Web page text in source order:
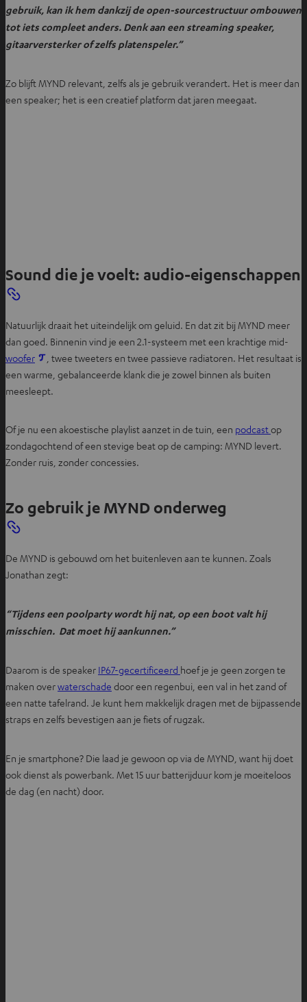
gebruik, kan ik hem dankzij de open-sourcestructuur ombouwen
tot iets compleet anders. Denk aan een streaming speaker,
gitaarversterker of zelfs platenspeler.”
Zo blijft MYND relevant, zelfs als je gebruik verandert. Het is meer dan
een speaker; het is een creatief platform dat jaren meegaat.
Sound die je voelt: audio-eigenschappen
Natuurlijk draait het uiteindelijk om geluid. En dat zit bij MYND meer
dan goed. Binnenin vind je een 2.1-systeem met een krachtige mid-
woofer
, twee tweeters en twee passieve radiatoren. Het resultaat is
een warme, gebalanceerde klank die je zowel binnen als buiten
meesleept.
Of je nu een akoestische playlist aanzet in de tuin, een podcastop
zondagochtend of een stevige beat op de camping: MYND levert.
Zonder ruis, zonder concessies.
Zo gebruik je MYND onderweg
De MYND is gebouwd om het buitenleven aan te kunnen. Zoals
Jonathan zegt:
“Tijdens een poolparty wordt hij nat, op een boot valt hij
misschien. Dat moet hij aankunnen.”
Daarom is de speaker IP67-gecertificeerd hoef je je geen zorgen te
maken overwaterschade door een regenbui, een val in het zand of
een natte tafelrand. Je kunt hem makkelijk dragen met de bijpassende
straps en zelfs bevestigen aan je fiets of rugzak.
En je smartphone? Die laad je gewoon op via de MYND, want hij doet
ook dienst als powerbank. Met 15 uur batterijduur kom je moeiteloos
de dag (en nacht) door.